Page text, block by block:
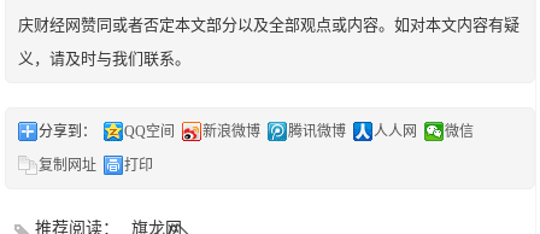
庆财经网赞同或者否定本文部分以及全部观点或内容。如对本文内容有疑
义，请及时与我们联系。
分享到： QQ空间 新浪微博 腾讯微博 人人网
微信
复制网址
打印
推荐阅读： 旗龙网